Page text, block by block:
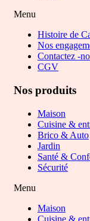
Menu
Histoire de
Nos
Contactez -
CGV
Nos produits
Maison
Cuisine &
Brico & Auto
Jardin
Santé &
Sécurité
Menu
Maison
Cuisine &